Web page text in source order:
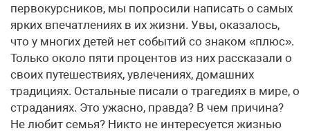
первокурсников, мы попросили написать о самых
ярких впечатлениях в их жизни. Увы, оказалось,
что у многих детей нет событий со знаком «плюс».
Только около пяти процентов из них рассказали о
своих путешествиях, увлечениях, домашних
традициях. Остальные писали о трагедиях в мире, о
страданиях. Это ужасно, правда? В чем причина?
Не любит семья? Никто не интересуется жизнью